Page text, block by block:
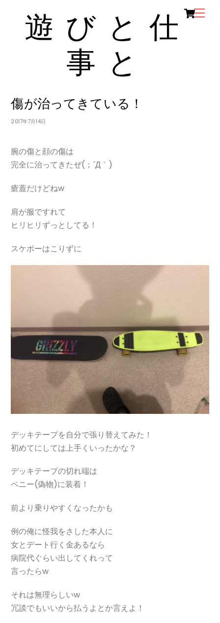
遊びと仕
事と
2017年7月14日
傷が治ってきている！
腕の傷と顔の傷は
完全に治ってきたぜ(；´Д｀)
瘡蓋だけどねw
肩が服ですれて
ヒリヒリずっとしてる！
スケボーはこりずに
デッキテープを自分で張り替えてみた！
初めてにしては上手くいったかな？
デッキテープの切れ端は
ペニー(偽物)に装着！
前より乗りやすくなったかも
例の俺に怪我をさした本人に
女とデート行く金あるなら
病院代ぐらい出してくれって
言ったらw
それは無理らしいw
冗談でもいいから払うよとか言えよ！